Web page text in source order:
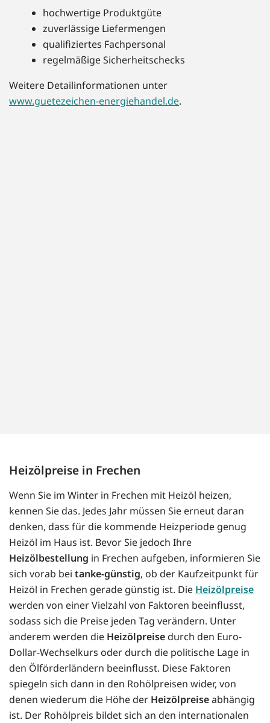
hochwertige Produktgüte
zuverlässige Liefermengen
qualifiziertes Fachpersonal
regelmäßige Sicherheitschecks
Weitere Detailinformationen unter
www.guetezeichen-energiehandel.de.
Heizölpreise in Frechen
Wenn Sie im Winter in Frechen mit Heizöl heizen,
kennen Sie das. Jedes Jahr müssen Sie erneut daran
denken, dass für die kommende Heizperiode genug
Heizöl im Haus ist. Bevor Sie jedoch Ihre
Heizölbestellung in Frechen aufgeben, informieren Sie
sich vorab bei tanke-günstig, ob der Kaufzeitpunkt für
Heizöl in Frechen gerade günstig ist. Die Heizölpreise
werden von einer Vielzahl von Faktoren beeinflusst,
sodass sich die Preise jeden Tag verändern. Unter
anderem werden die Heizölpreise durch den Euro-
Dollar-Wechselkurs oder durch die politische Lage in
den Ölförderländern beeinflusst. Diese Faktoren
spiegeln sich dann in den Rohölpreisen wider, von
denen wiederum die Höhe der Heizölpreiseabhängig
ist. Der Rohölpreis bildet sich an den internationalen